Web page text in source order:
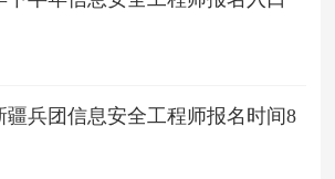
疆兵团信息安全工程师报名时间8